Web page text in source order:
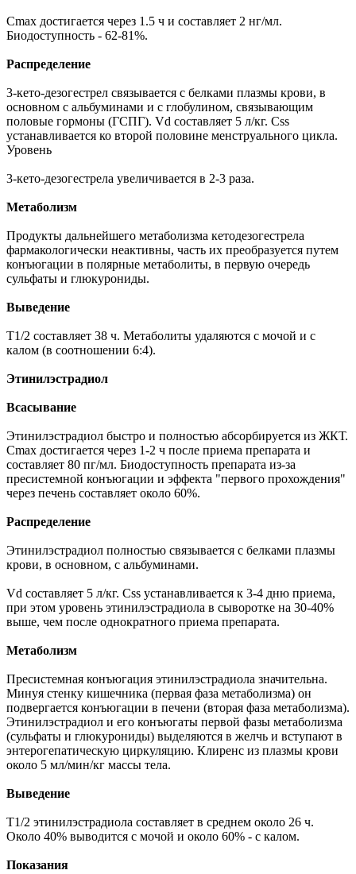
Cmax достигается через 1.5 ч и составляет 2 нг/мл.
Биодоступность - 62-81%.
Распределение
3-кето-дезогестрел связывается с белками плазмы крови, в
основном с альбуминами и с глобулином, связывающим
половые гормоны (ГСПГ). Vd составляет 5 л/кг. Css
устанавливается ко второй половине менструального цикла.
Уровень
3-кето-дезогестрела увеличивается в 2-3 раза.
Метаболизм
Продукты дальнейшего метаболизма кетодезогестрела
фармакологически неактивны, часть их преобразуется путем
конъюгации в полярные метаболиты, в первую очередь
сульфаты и глюкурониды.
Выведение
T1/2 составляет 38 ч. Метаболиты удаляются с мочой и с
калом (в соотношении 6:4).
Этинилэстрадиол
Всасывание
Этинилэстрадиол быстро и полностью абсорбируется из ЖКТ.
Cmax достигается через 1-2 ч после приема препарата и
составляет 80 пг/мл. Биодоступность препарата из-за
пресистемной конъюгации и эффекта "первого прохождения"
через печень составляет около 60%.
Распределение
Этинилэстрадиол полностью связывается с белками плазмы
крови, в основном, с альбуминами.
Vd составляет 5 л/кг. Css устанавливается к 3-4 дню приема,
при этом уровень этинилэстрадиола в сыворотке на 30-40%
выше, чем после однократного приема препарата.
Метаболизм
Пресистемная конъюгация этинилэстрадиола значительна.
Минуя стенку кишечника (первая фаза метаболизма) он
подвергается конъюгации в печени (вторая фаза метаболизма).
Этинилэстрадиол и его конъюгаты первой фазы метаболизма
(сульфаты и глюкурониды) выделяются в желчь и вступают в
энтерогепатическую циркуляцию. Клиренс из плазмы крови
около 5 мл/мин/кг массы тела.
Выведение
T1/2 этинилэстрадиола составляет в среднем около 26 ч.
Около 40% выводится с мочой и около 60% - с калом.
Показания